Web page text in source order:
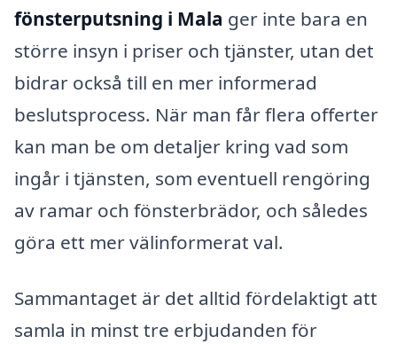
fönsterputsning i Mala ger inte bara en
större insyn i priser och tjänster, utan det
bidrar också till en mer informerad
beslutsprocess. När man får flera offerter
kan man be om detaljer kring vad som
ingår i tjänsten, som eventuell rengöring
av ramar och fönsterbrädor, och således
göra ett mer välinformerat val.
Sammantaget är det alltid fördelaktigt att
samla in minst tre erbjudanden för